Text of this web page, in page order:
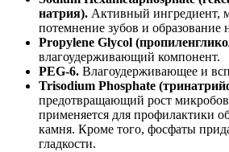
натрия). Активный
потемнение зубов и образование
Propylene Glycol
влагоудерживающий компонент.
PEG-6. Влагоудерживающее и
Trisodium Phosphate
предотвращающий рост микробов
применяется для профилактики
камня. Кроме того, фосфаты
гладкости.